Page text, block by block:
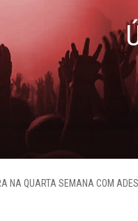
NA QUARTA SEMANA COM